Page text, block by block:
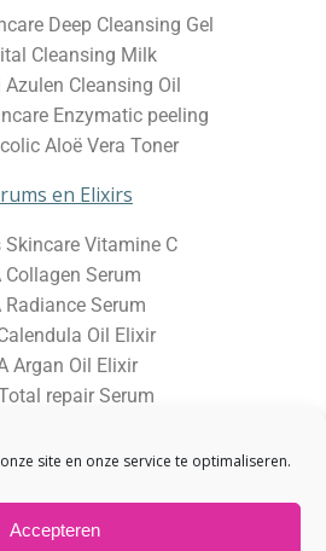
site en onze service te optimaliseren.
Accepteren
Deep Cleansing Gel
Cleansing Milk
Cleansing Oil
Enzymatic peeling
Aloë Vera Toner
en Elixirs
Skincare Vitamine C
Collagen Serum
Radiance Serum
Oil Elixir
Argan Oil Elixir
repair Serum
webshop.